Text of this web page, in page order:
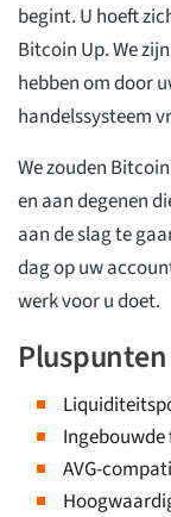
begint. U hoeft
Bitcoin Up. We
hebben om door
handelssysteem
We zouden
en aan degenen
aan de slag te
dag op uw
werk voor u doet.
Pluspunten
AVG-